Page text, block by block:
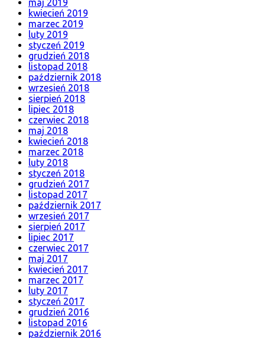
maj 2019
kwiecień 2019
marzec 2019
luty 2019
styczeń 2019
grudzień 2018
listopad 2018
październik 2018
wrzesień 2018
sierpień 2018
lipiec 2018
czerwiec 2018
maj 2018
kwiecień 2018
marzec 2018
luty 2018
styczeń 2018
grudzień 2017
listopad 2017
październik 2017
wrzesień 2017
sierpień 2017
lipiec 2017
czerwiec 2017
maj 2017
kwiecień 2017
marzec 2017
luty 2017
styczeń 2017
grudzień 2016
listopad 2016
październik 2016